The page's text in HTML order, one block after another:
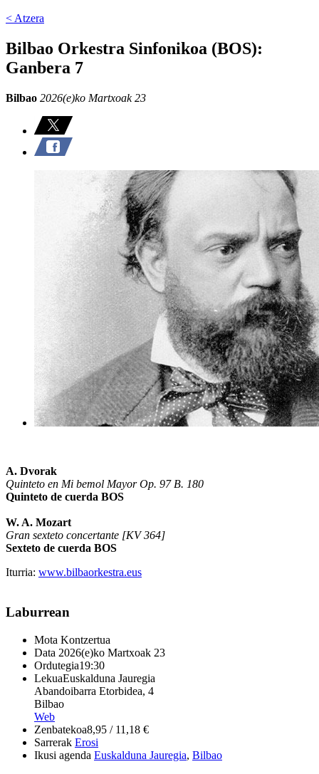
< Atzera
Bilbao Orkestra Sinfonikoa (BOS):
Ganbera 7
Bilbao 2026(e)ko Martxoak 23
A. Dvorak
Quinteto en Mi bemol Mayor Op. 97 B. 180
Quinteto de cuerda BOS
W. A. Mozart
Gran sexteto concertante [KV 364]
Sexteto de cuerda BOS
Iturria: www.bilbaorkestra.eus
Laburrean
Mota Kontzertua
Data 2026(e)ko Martxoak 23
Ordutegia19:30
LekuaEuskalduna Jauregia
Abandoibarra Etorbidea, 4
Bilbao
Web
Zenbatekoa8,95 / 11,18 €
Sarrerak Erosi
Ikusi agenda Euskalduna Jauregia, Bilbao